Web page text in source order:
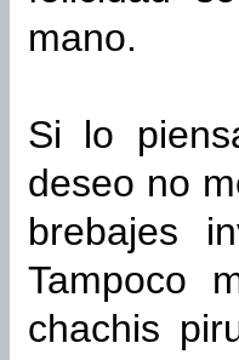
mano.
Si lo
deseo no
brebajes
Tampoco
chachis